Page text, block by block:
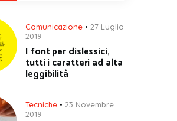
Comunicazione
27 Luglio
2019
I font per dislessici,
tutti i caratteri ad alta
leggibilità
Tecniche
23 Novembre
2019